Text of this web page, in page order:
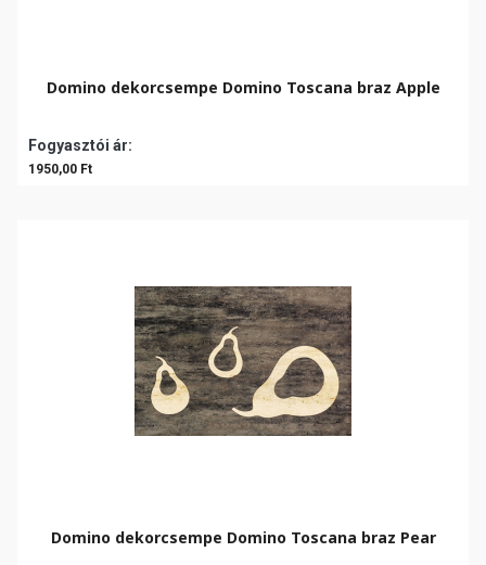
Domino dekorcsempe Domino Toscana braz Apple
Fogyasztói ár:
1950,00 Ft
Domino dekorcsempe Domino Toscana braz Pear